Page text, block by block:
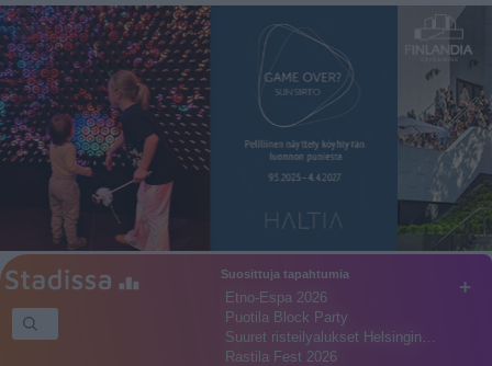
+
Suosittuja tapahtumia
Etno-Espa 2026
Puotila Block Party
Suuret risteilyalukset Helsingin…
Rastila Fest 2026